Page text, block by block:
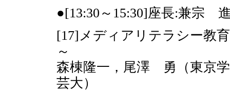
●[13:30～15:30]座長:兼宗
[17]メディアリテラシー教
～
森棟隆一，尾澤 勇（東京
芸大）